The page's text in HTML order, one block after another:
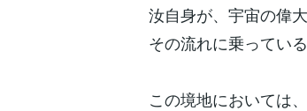
汝自身が、宇宙の偉
その流れに乗ってい
この境地においては